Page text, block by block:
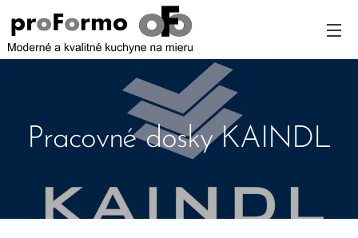
Pracovné dosky KAINDL